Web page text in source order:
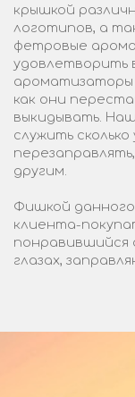
крышкой
логотипов, а
фетровые
удовлетворить
как они
выкидывать.
служить
другим.
Фишкой данного
клиента-
понравившийся
глазах,